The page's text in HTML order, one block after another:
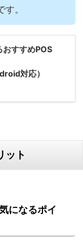
。
おすすめPOS
対応）
ット
になるポイ